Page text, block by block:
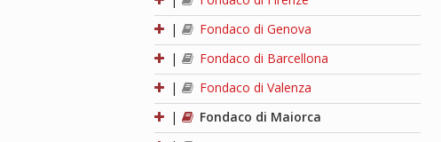
|
Fondaco di Genova
|
Fondaco di Barcellona
|
Fondaco di Valenza
|
Fondaco di Maiorca